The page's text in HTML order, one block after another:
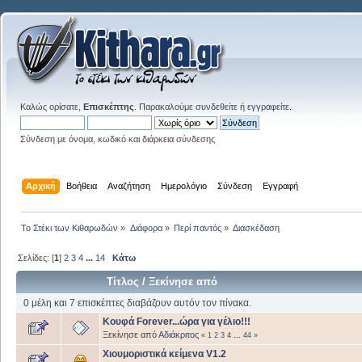
Καλώς ορίσατε, Επισκέπτης . Παρακαλούμε συνδεθείτε ή εγγραφείτε
Σύνδεση με όνομα, κωδικό και διάρκεια σύνδεσης
Αρχική Βοήθεια Αναζήτηση Ημερολόγιο Σύνδεση Εγγραφή
Το Στέκι των Κιθαρωδών » Διάφορα» Περί παντός» Διασκέδαση
Σελίδες: [1]2 3 4 ... 14 Κάτω
Τίτλος /Ξεκίνησε από
0 μέλη και 7 επισκέπτες διαβάζουν αυτόν τον πίνακα.
Κουφά Forever...ώρα για γέλιο!!!
Ξεκίνησε απόΑδιάκριτος « 1 2 3 4 44 »
Χιουμοριστικά κείμενα V1.2